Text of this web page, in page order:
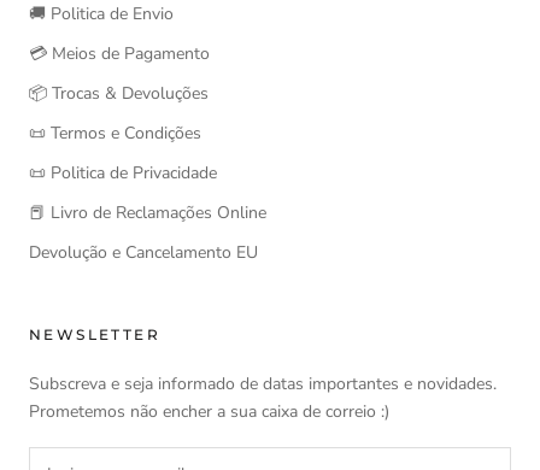
🚚 Politica de Envio
💳 Meios de Pagamento
📦 Trocas & Devoluções
📜 Termos e Condições
📜 Politica de Privacidade
📕 Livro de Reclamações Online
Devolução e Cancelamento EU
NEWSLETTER
Subscreva e seja informado de datas importantes e novidades.
Prometemos não encher a sua caixa de correio :)